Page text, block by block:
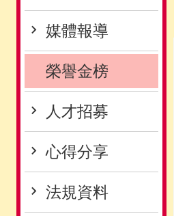
媒體報導
榮譽金榜
人才招募
心得分享
法規資料